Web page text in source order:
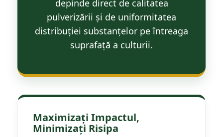
Maşini erbicidat
Mașini pentru săpat
Mașini Împrăștiat Amendamente
Pluguri
Pluguri Rotative
Remorci Agricole
depinde direct de calitatea
pulverizării și de uniformitatea
distribuției substanțelor pe întreaga
suprafață a culturii.
Maximizați Impactul,
Minimizați Risipa